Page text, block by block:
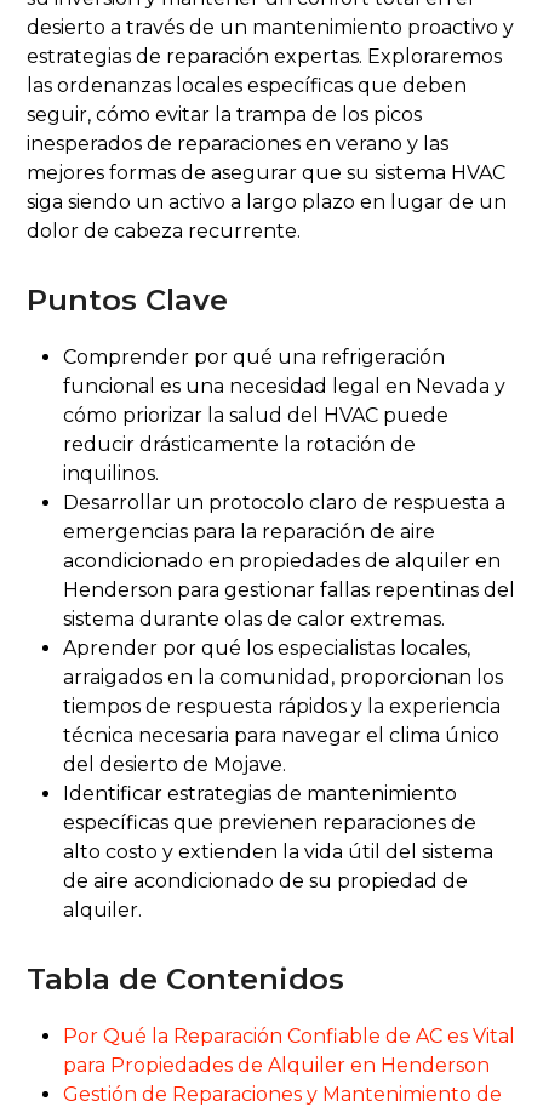
desierto a través de un mantenimiento proactivo y
estrategias de reparación expertas. Exploraremos
las ordenanzas locales específicas que deben
seguir, cómo evitar la trampa de los picos
inesperados de reparaciones en verano y las
mejores formas de asegurar que su sistema HVAC
siga siendo un activo a largo plazo en lugar de un
dolor de cabeza recurrente.
Puntos Clave
Comprender por qué una refrigeración
funcional es una necesidad legal en Nevada y
cómo priorizar la salud del HVAC puede
reducir drásticamente la rotación de
inquilinos.
Desarrollar un protocolo claro de respuesta a
emergencias para la reparación de aire
acondicionado en propiedades de alquiler en
Henderson para gestionar fallas repentinas del
sistema durante olas de calor extremas.
Aprender por qué los especialistas locales,
arraigados en la comunidad, proporcionan los
tiempos de respuesta rápidos y la experiencia
técnica necesaria para navegar el clima único
del desierto de Mojave.
Identificar estrategias de mantenimiento
específicas que previenen reparaciones de
alto costo y extienden la vida útil del sistema
de aire acondicionado de su propiedad de
alquiler.
Tabla de Contenidos
Por Qué la Reparación Confiable de AC es Vital
para Propiedades de Alquiler en Henderson
Gestión de Reparaciones y Mantenimiento de